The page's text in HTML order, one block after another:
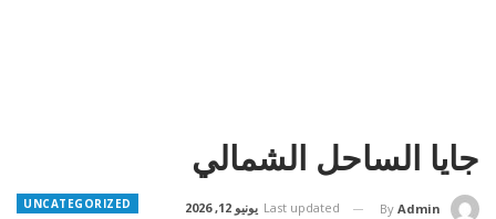
جايا الساحل الشمالي
UNCATEGORIZED By Admin
Last updated يونيو 12, 2026